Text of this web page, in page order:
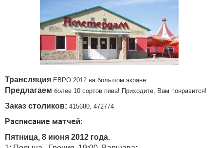
Трансляция ЕВРО 2012 на большом экране.
Предлагаем более 10 сортов пива! Приходите, Вам понравится!
Заказ столиков: 415680, 472774
Расписание матчей:
Пятница, 8 июня 2012 года.